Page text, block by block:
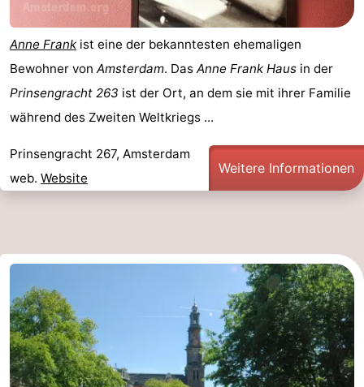
Kontakt
Anne Frank ist eine der bekanntesten ehemaligen
Bewohner von Amsterdam. Das Anne Frank Haus in der
Prinsengracht 263 ist der Ort, an dem sie mit ihrer Familie
während des Zweiten Weltkriegs ...
Prinsengracht 267, Amsterdam
web. Website
Weitere Informationen